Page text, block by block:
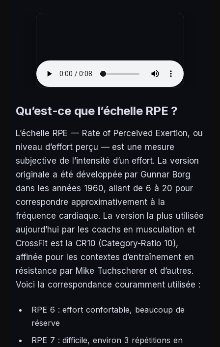
Qu’est-ce que l’échelle RPE ?
L’échelle RPE — Rate of Perceived Exertion, ou
niveau d’effort perçu — est une mesure
subjective de l’intensité d’un effort. La version
originale a été développée par Gunnar Borg
dans les années 1960, allant de 6 à 20 pour
correspondre approximativement à la
fréquence cardiaque. La version la plus utilisée
aujourd’hui par les coachs en musculation et
CrossFit est la CR10 (Category-Ratio 10),
affinée pour les contextes d’entraînement en
résistance par Mike Tuchscherer et d’autres.
Voici la correspondance couramment utilisée :
RPE 6 : effort confortable, beaucoup de
réserve
RPE 7 : difficile, environ 3 répétitions en